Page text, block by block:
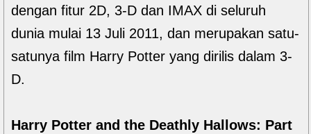
dengan fitur 2D, 3-D dan IMAX di seluruh
dunia mulai 13 Juli 2011, dan merupakan satu-
satunya film Harry Potter yang dirilis dalam 3-
D.
Harry Potter and the Deathly Hallows: Part